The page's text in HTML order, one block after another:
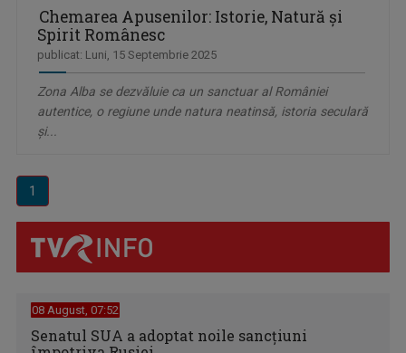
Chemarea Apusenilor: Istorie, Natură și
Spirit Românesc
publicat: Luni, 15 Septembrie 2025
Zona Alba se dezvăluie ca un sanctuar al României
autentice, o regiune unde natura neatinsă, istoria seculară
și...
1
08 August, 07:52
Senatul SUA a adoptat noile sancţiuni